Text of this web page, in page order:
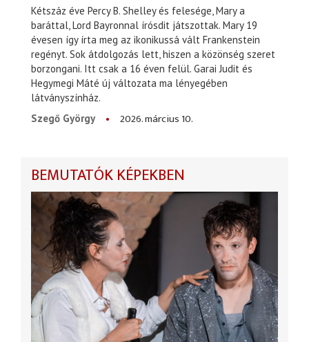
Kétszáz éve Percy B. Shelley és felesége, Mary a
baráttal, Lord Bayronnal írósdit játszottak. Mary 19
évesen így írta meg az ikonikussá vált Frankenstein
regényt. Sok átdolgozás lett, hiszen a közönség szeret
borzongani. Itt csak a 16 éven felül. Garai Judit és
Hegymegi Máté új változata ma lényegében
látványszínház.
Szegő György
2026. március 10.
BEMUTATÓK KÉPEKBEN